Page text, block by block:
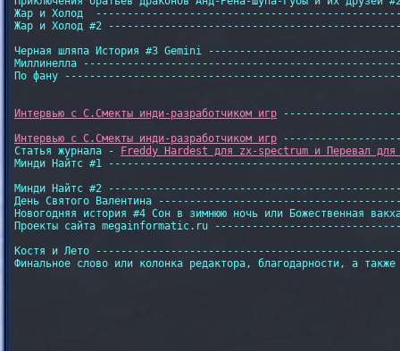
Жар и Холод
Жар и Холод #2
Черная шляпа История #3 Gemini
Миллинелла
По фану
Интервью с С.Смекты инди-разработчиком игр
Интервью с С.Смекты инди-разработчиком игр
Статья журнала -
Freddy Hardest для zx-spectrum и Перевал
Минди Найтс #1
Минди Найтс #2
День Святого Валентина
Новогодняя история #4 Сон в зимнюю ночь или Божественная
Проекты сайта megainformatic.ru
Костя и Лето
Финальное слово или колонка редактора, благодарности, а